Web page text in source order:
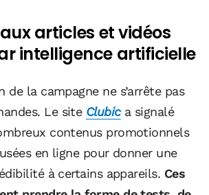
articles et vidéos
intelligence artificielle
de la campagne ne s’arrête pas
Le site Clubica signalé
contenus promotionnels
en ligne pour donner une
à certains appareils. Ces